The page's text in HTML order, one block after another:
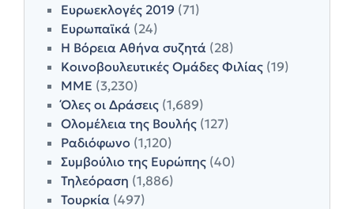
Ευρωεκλογές 2019 (71)
Ευρωπαϊκά (24)
Η Βόρεια Αθήνα συζητά (28)
Κοινοβουλευτικές Ομάδες Φιλίας (19)
ΜΜΕ (3,230)
Όλες οι Δράσεις (1,689)
Ολομέλεια της Βουλής (127)
Ραδιόφωνο (1,120)
Συμβούλιο της Ευρώπης (40)
Τηλεόραση (1,886)
Τουρκία (497)